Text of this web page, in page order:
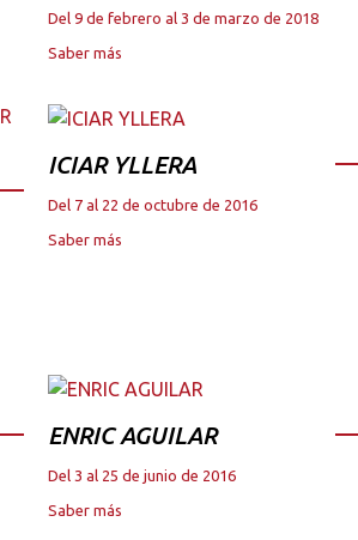
Del 9 de febrero al 3 de marzo de 2018
Saber más
ICIAR YLLERA
Del 7 al 22 de octubre de 2016
Saber más
ENRIC AGUILAR
Del 3 al 25 de junio de 2016
Saber más